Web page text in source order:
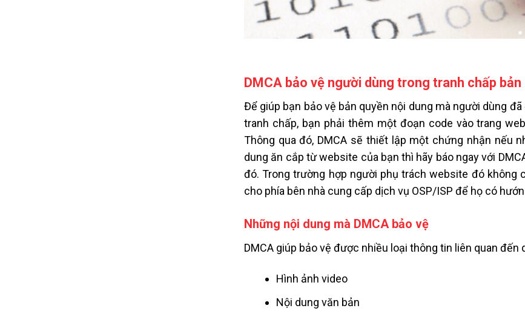
DMCA bảo vệ người dùng trong tranh chấp bản
Để giúp bạn bảo vệ bản quyền nội dung mà người dùng
tranh chấp, bạn phải thêm một đoạn code vào trang
Thông qua đó, DMCA sẽ thiết lập một chứng nhận nếu
dung ăn cắp từ website của bạn thì hãy báo ngay với
đó. Trong trường hợp người phụ trách website đó không
cho phía bên nhà cung cấp dịch vụ OSP/ISP để họ có
Những nội dung mà DMCA bảo vệ
DMCA giúp bảo vệ được nhiều loại thông tin liên quan
Hình ảnh video
Nội dung văn bản